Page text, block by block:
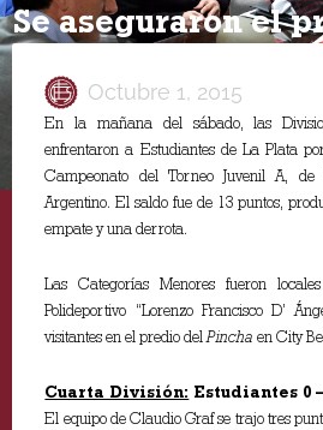
Se aseguraron el
Octubre 1, 2015
En la mañana del sábado, las
enfrentaron a Estudiantes de La Plata
Campeonato del Torneo Juvenil A,
Argentino. El saldo fue de 13 puntos,
empate y una derrota.
Las Categorías Menores fueron
Polideportivo “Lorenzo Francisco D’
visitantes en el predio delPincha en City
Cuarta División: Estudiantes 0
El equipo de Claudio Graf se trajo tres